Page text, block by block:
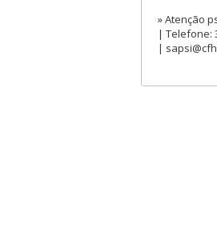
» Atenção
| Telefone:
|